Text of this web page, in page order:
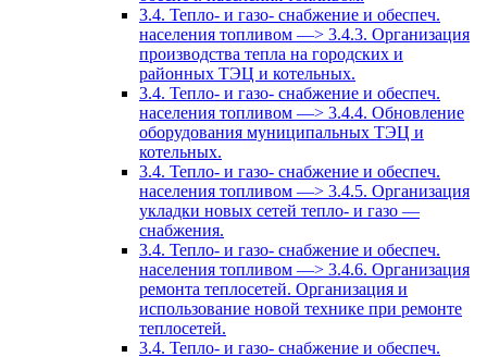
3.4. Тепло- и газо- снабжение и обеспеч.
населения топливом —> 3.4.3. Организация
производства тепла на городских и
районных ТЭЦ и котельных.
3.4. Тепло- и газо- снабжение и обеспеч.
населения топливом —> 3.4.4. Обновление
оборудования муниципальных ТЭЦ и
котельных.
3.4. Тепло- и газо- снабжение и обеспеч.
населения топливом —> 3.4.5. Организация
укладки новых сетей тепло- и газо —
снабжения.
3.4. Тепло- и газо- снабжение и обеспеч.
населения топливом —> 3.4.6. Организация
ремонта теплосетей. Организация и
использование новой технике при ремонте
теплосетей.
3.4. Тепло- и газо- снабжение и обеспеч.